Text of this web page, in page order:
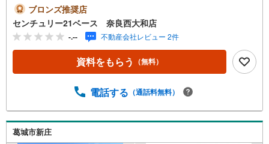
学可！・今から見たい！というお声にもご対応できます！
◇住宅ローンもお任せください！◇・提携銀行多数あり
（地方銀行・都市銀行・信用金庫etc）・優遇後適用金利 0.
875％～（審査内容により異なります）--- ◇◇ Yahoo！不
動産キャンペーン対象店舗 ◇◇ ----当店で物件を成約いた
だくとPayPayボーナスライトがもらえる【Yahoo！不動産/
らう」「見学予約をする」からエントリーください。※必ず
い。-----------------------------
ブロンズ推奨店
センチュリー21ベース 奈良西大和店
-.-- 不動産会社レビュー 2件
資料をもらう （無料）
電話する （通話料無料）
葛城市新庄